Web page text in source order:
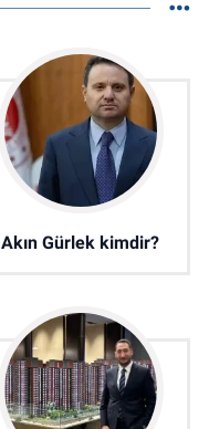
Akın Gürlek kimdir?